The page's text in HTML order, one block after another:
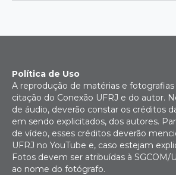
Política de Uso
A reprodução de matérias e
citação do Conexão UFRJ e do autor.
de áudio, deverão constar os créditos
em sendo explicitados, dos autores.
de vídeo, esses créditos deverão
UFRJ no YouTube e, caso estejam
Fotos devem ser atribuídas à SGCOM/
ao nome do fotógrafo.